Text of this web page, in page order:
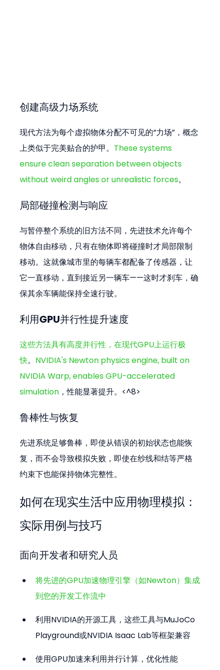
创建高级力场系统
现代方法为每个虚拟物体分配不可见的“力场”，概念
上类似于完美贴合的护甲。 These systems
ensure clean separation between objects
without weird angles or unrealistic forces。
局部碰撞检测与响应
与暂停整个系统的旧方法不同，先进技术允许每个
物体自由移动，只有在物体即将碰撞时才局部限制
移动。这就像城市里的每辆车都配备了传感器，让
它一直移动，直到接近另一辆车——这时才刹车，确
保其余车辆能保持全速行驶。
利用GPU并行性提升速度
这些方法具有高度并行性，在现代GPU上运行极
快。 NVIDIA's Newton physics engine, built on
NVIDIA Warp, enables GPU-accelerated
simulation ，性能显著提升。<^8>
鲁棒性与恢复
先进系统足够鲁棒，即使从错误的初始状态也能恢
复，而不会导致模拟失败，即使在纱线和结等严格
约束下也能保持物体完整性。
如何在现实生活中应用物理模拟：
实际用例与技巧
面向开发者和研究人员
将先进的GPU加速物理引擎（如Newton）集成
到您的开发工作流中
利用NVIDIA的开源工具，这些工具与MuJoCo
Playground或NVIDIA Isaac Lab等框架兼容
使用GPU加速来利用并行计算，优化性能